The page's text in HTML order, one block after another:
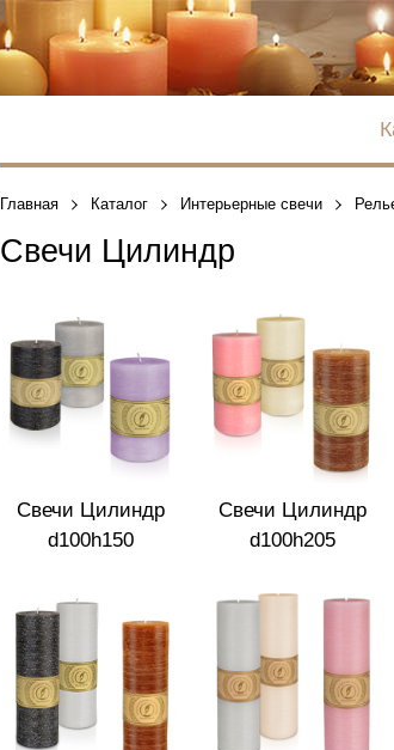
Главная Каталог Интерьерные свечи
Свечи Цилиндр
Свечи Цилиндр
d100h150
Свечи Цилиндр
d100h205